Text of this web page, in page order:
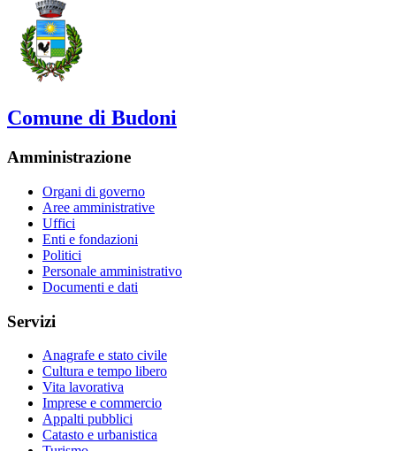
Comune di Budoni
Amministrazione
Organi di governo
Aree amministrative
Uffici
Enti e fondazioni
Politici
Personale amministrativo
Documenti e dati
Servizi
Anagrafe e stato civile
Cultura e tempo libero
Vita lavorativa
Imprese e commercio
Appalti pubblici
Catasto e urbanistica